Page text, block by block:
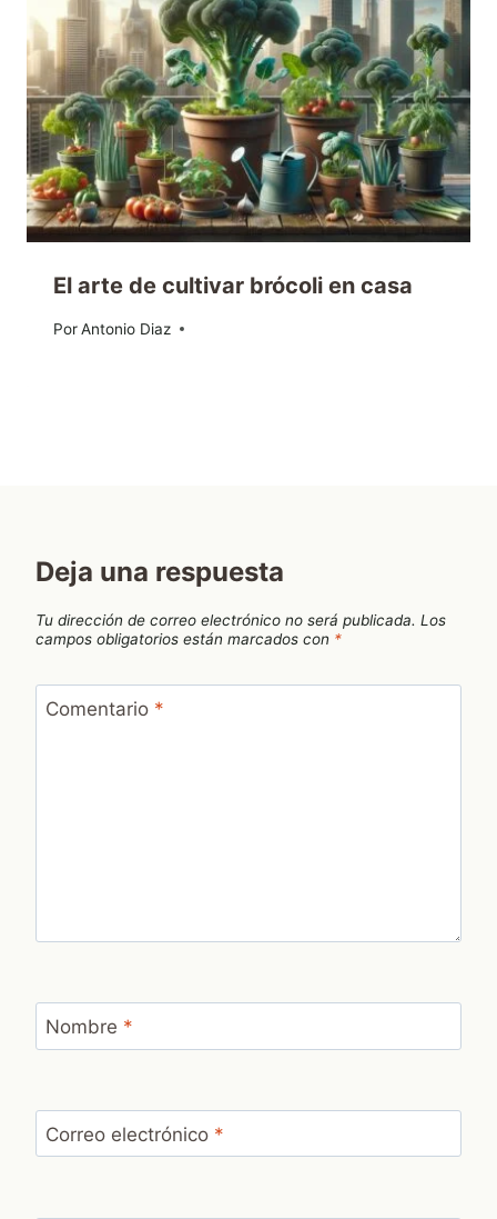
El arte de cultivar brócoli en casa
PorAntonio Diaz
02/11/2023
Deja una respuesta
Tu dirección de correo electrónico no será publicada. Los
campos obligatorios están marcados con *
Comentario *
Nombre *
Correo electrónico *